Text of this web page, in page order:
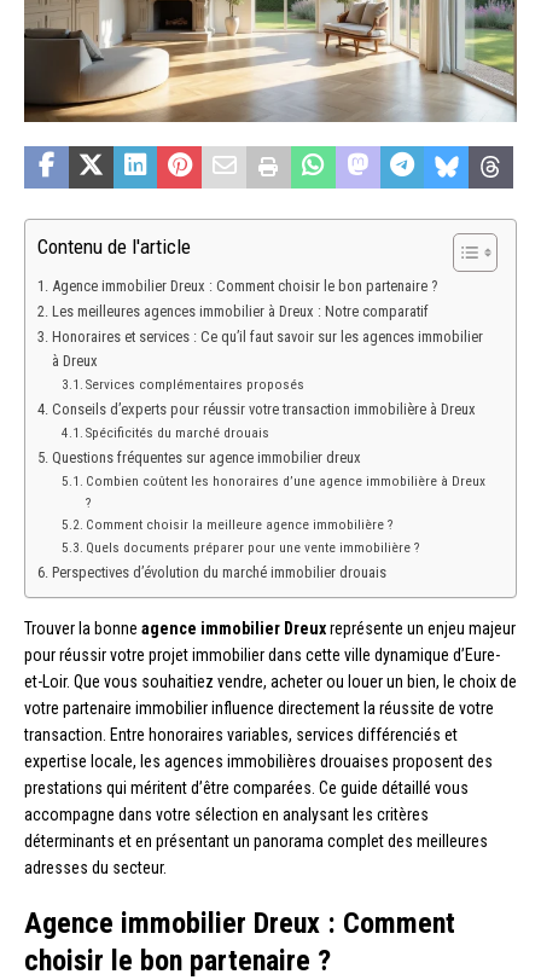
Contenu de l'article
Agence immobilier Dreux : Comment choisir le bon partenaire ?
Les meilleures agences immobilier à Dreux : Notre comparatif
Honoraires et services : Ce qu’il faut savoir sur les agences immobilier
à Dreux
Services complémentaires proposés
Conseils d’experts pour réussir votre transaction immobilière à Dreux
Spécificités du marché drouais
Questions fréquentes sur agence immobilier dreux
Combien coûtent les honoraires d’une agence immobilière à Dreux
?
Comment choisir la meilleure agence immobilière ?
Quels documents préparer pour une vente immobilière ?
Perspectives d’évolution du marché immobilier drouais
Trouver la bonne agence immobilier Dreuxreprésente un enjeu majeur
pour réussir votre projet immobilier dans cette ville dynamique d’Eure-
et-Loir. Que vous souhaitiez vendre, acheter ou louer un bien, le choix de
votre partenaire immobilier influence directement la réussite de votre
transaction. Entre honoraires variables, services différenciés et
expertise locale, les agences immobilières drouaises proposent des
prestations qui méritent d’être comparées. Ce guide détaillé vous
accompagne dans votre sélection en analysant les critères
déterminants et en présentant un panorama complet des meilleures
adresses du secteur.
Agence immobilier Dreux : Comment
choisir le bon partenaire ?